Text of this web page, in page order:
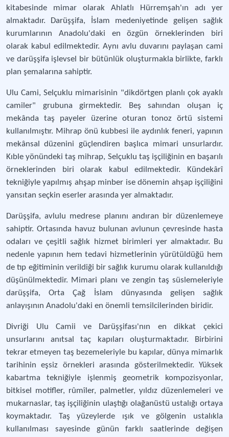
kitabesinde mimar olarak Ahlatlı Hürremşah'ın adı yer
almaktadır. Darüşşifa, İslam medeniyetinde gelişen sağlık
kurumlarının Anadolu'daki en özgün örneklerinden biri
olarak kabul edilmektedir. Aynı avlu duvarını paylaşan cami
ve darüşşifa işlevsel bir bütünlük oluşturmakla birlikte, farklı
plan şemalarına sahiptir.
Ulu Cami, Selçuklu mimarisinin "dikdörtgen planlı çok ayaklı
camiler" grubuna girmektedir. Beş sahından oluşan iç
mekânda taş payeler üzerine oturan tonoz örtü sistemi
kullanılmıştır. Mihrap önü kubbesi ile aydınlık feneri, yapının
mekânsal düzenini güçlendiren başlıca mimari unsurlardır.
Kıble yönündeki taş mihrap, Selçuklu taş işçiliğinin en başarılı
örneklerinden biri olarak kabul edilmektedir. Kündekârî
tekniğiyle yapılmış ahşap minber ise dönemin ahşap işçiliğini
yansıtan seçkin eserler arasında yer almaktadır.
Darüşşifa, avlulu medrese planını andıran bir düzenlemeye
sahiptir. Ortasında havuz bulunan avlunun çevresinde hasta
odaları ve çeşitli sağlık hizmet birimleri yer almaktadır. Bu
nedenle yapının hem tedavi hizmetlerinin yürütüldüğü hem
de tıp eğitiminin verildiği bir sağlık kurumu olarak kullanıldığı
düşünülmektedir. Mimari planı ve zengin taş süslemeleriyle
darüşşifa, Orta Çağ İslam dünyasında gelişen sağlık
anlayışının Anadolu'daki en önemli temsilcilerinden biridir.
Divriği Ulu Camii ve Darüşşifası'nın en dikkat çekici
unsurlarını anıtsal taç kapıları oluşturmaktadır. Birbirini
tekrar etmeyen taş bezemeleriyle bu kapılar, dünya mimarlık
tarihinin eşsiz örnekleri arasında gösterilmektedir. Yüksek
kabartma tekniğiyle işlenmiş geometrik kompozisyonlar,
bitkisel motifler, rûmîler, palmetler, yıldız düzenlemeleri ve
mukarnaslar, taş işçiliğinin ulaştığı olağanüstü ustalığı ortaya
koymaktadır. Taş yüzeylerde ışık ve gölgenin ustalıkla
kullanılması sayesinde günün farklı saatlerinde değişen